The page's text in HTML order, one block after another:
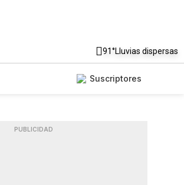
91°Lluvias dispersas
Suscriptores
PUBLICIDAD